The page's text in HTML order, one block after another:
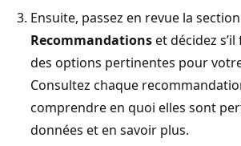
Ensuite, passez en revue la section
Recommandationset décidez
des options pertinentes pour
Consultez chaque
comprendre en quoi elles sont
données et en savoir plus.